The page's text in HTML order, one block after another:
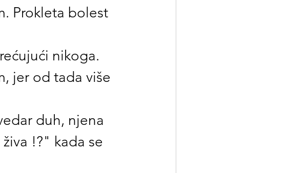
Prokleta bolest
nikoga.
jer od tada više
duh, njena
!?" kada se